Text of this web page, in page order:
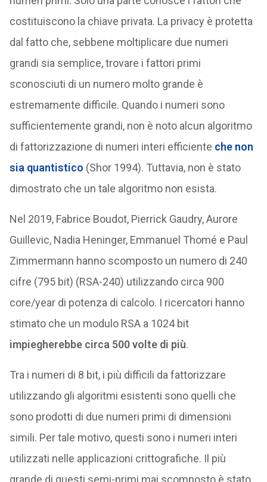
costituiscono la chiave privata. La privacy è protetta
dal fatto che, sebbene moltiplicare due numeri
grandi sia semplice, trovare i fattori primi
sconosciuti di un numero molto grande è
estremamente difficile. Quando i numeri sono
sufficientemente grandi, non è noto alcun algoritmo
di fattorizzazione di numeri interi efficiente che non
sia quantistico (Shor 1994). Tuttavia, non è stato
dimostrato che un tale algoritmo non esista.
Nel 2019, Fabrice Boudot, Pierrick Gaudry, Aurore
Guillevic, Nadia Heninger, Emmanuel Thomé e Paul
Zimmermann hanno scomposto un numero di 240
cifre (795 bit) (RSA-240) utilizzando circa 900
core/year di potenza di calcolo. I ricercatori hanno
stimato che un modulo RSA a 1024 bit
impiegherebbe circa 500 volte di più.
Tra i numeri di 8 bit, i più difficili da fattorizzare
utilizzando gli algoritmi esistenti sono quelli che
sono prodotti di due numeri primi di dimensioni
simili. Per tale motivo, questi sono i numeri interi
utilizzati nelle applicazioni crittografiche. Il più
grande di questi semi-primi mai scomposto è stato